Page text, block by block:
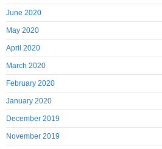
June 2020
May 2020
April 2020
March 2020
February 2020
January 2020
December 2019
November 2019